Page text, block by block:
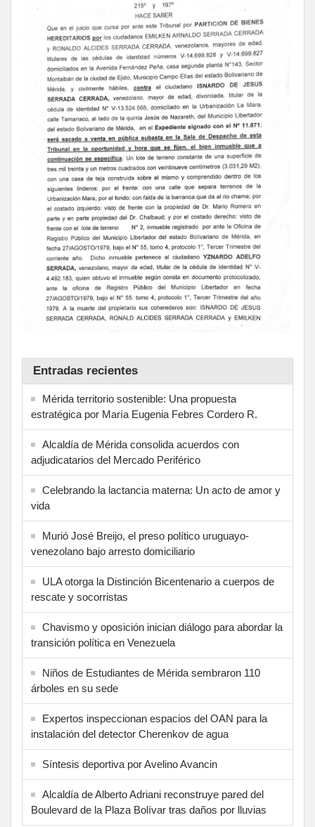
Entradas recientes
Mérida territorio sostenible: Una propuesta
estratégica por María Eugenia Febres Cordero R.
Alcaldía de Mérida consolida acuerdos con
adjudicatarios del Mercado Periférico
Celebrando la lactancia materna: Un acto de amor y
vida
Murió José Breijo, el preso político uruguayo-
venezolano bajo arresto domiciliario
ULA otorga la Distinción Bicentenario a cuerpos de
rescate y socorristas
Chavismo y oposición inician diálogo para abordar la
transición política en Venezuela
Niños de Estudiantes de Mérida sembraron 110
árboles en su sede
Expertos inspeccionan espacios del OAN para la
instalación del detector Cherenkov de agua
Síntesis deportiva por Avelino Avancin
Alcaldía de Alberto Adriani reconstruye pared del
Boulevard de la Plaza Bolívar tras daños por lluvias